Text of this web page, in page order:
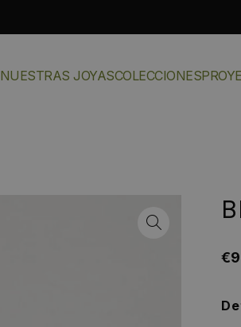
NUESTRAS JOYASCOLECCIONES
€